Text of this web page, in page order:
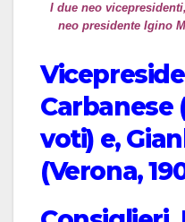
I due neo
neo presidente Igino
Carbanese
voti) e,
(Verona,